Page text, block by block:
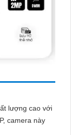
lượng cao với